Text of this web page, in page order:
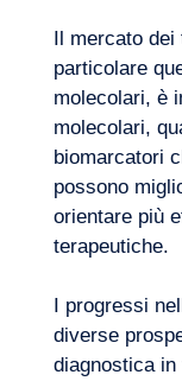
Diario di bordo
Il mercato
particolare
molecolari, è
molecolari,
biomarcatori
possono
orientare più
terapeutiche.
I progressi
diverse
diagnostica in